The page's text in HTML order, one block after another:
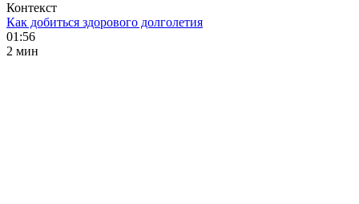
Контекст
Как добиться здорового долголетия
01:56
2 мин